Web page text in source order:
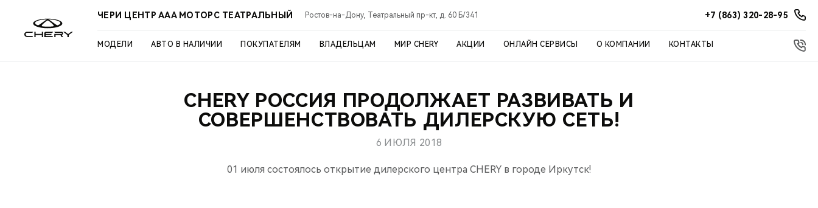
ЧЕРИ ЦЕНТР ААА МОТОРС ТЕАТРАЛЬНЫЙ Ростов-на-Дону, Театральный пр-кт, д. 60 Б/341 +7 (863) 320-28-95
МОДЕЛИ АВТО В НАЛИЧИИ ПОКУПАТЕЛЯМ ВЛАДЕЛЬЦАМ МИР CHERY АКЦИИ ОНЛАЙН СЕРВИСЫ О КОМПАНИИ КОНТАКТЫ
CHERY РОССИЯ ПРОДОЛЖАЕТ РАЗВИВАТЬ И
СОВЕРШЕНСТВОВАТЬ ДИЛЕРСКУЮ СЕТЬ!
6 ИЮЛЯ 2018
01 июля состоялось открытие дилерского центра CHERY в городе Иркутск!